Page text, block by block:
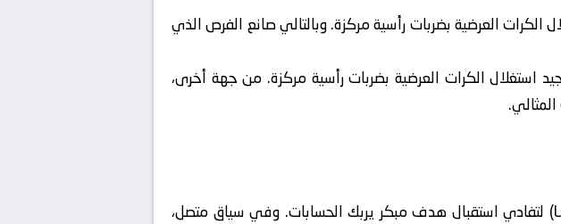
الكرات العرضية بضربات رأسية مركزة. وبالتالي صانع الفرص الذي
استغلال الكرات العرضية بضربات رأسية مركزة. من جهة أخرى،
يرى بعض المتابعين أن اللقاء سيتسم بالتحفظ الدفاعي المبالغ فيه (Low Block) لتفادي استقبال هدف مبكر يربك الحسابات. وفي سياق متصل،